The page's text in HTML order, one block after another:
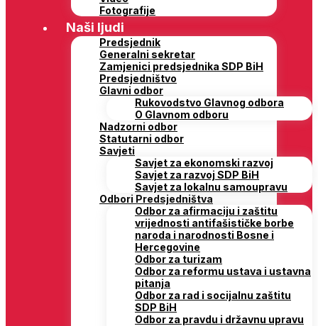
Fotografije
Naši ljudi
Predsjednik
Generalni sekretar
Zamjenici predsjednika SDP BiH
Predsjedništvo
Glavni odbor
Rukovodstvo Glavnog odbora
O Glavnom odboru
Nadzorni odbor
Statutarni odbor
Savjeti
Savjet za ekonomski razvoj
Savjet za razvoj SDP BiH
Savjet za lokalnu samoupravu
Odbori Predsjedništva
Odbor za afirmaciju i zaštitu
vrijednosti antifašističke borbe
naroda i narodnosti Bosne i
Hercegovine
Odbor za turizam
Odbor za reformu ustava i ustavna
pitanja
Odbor za rad i socijalnu zaštitu
SDP BiH
Odbor za pravdu i državnu upravu